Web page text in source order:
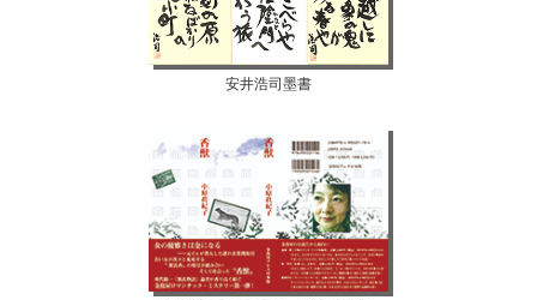
安井浩司墨書